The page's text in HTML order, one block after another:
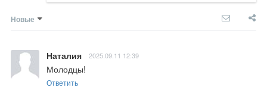
Новые
Наталия 2025.09.11 12:39
Молодцы!
Ответить